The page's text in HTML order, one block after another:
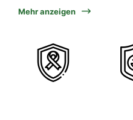
Mehr anzeigen